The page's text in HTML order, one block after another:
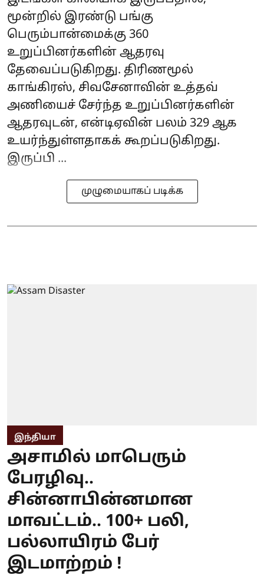
மூன்றில் இரண்டு பங்கு
பெரும்பான்மைக்கு 360
உறுப்பினர்களின் ஆதரவு
தேவைப்படுகிறது. திரிணமூல்
காங்கிரஸ், சிவசேனாவின் உத்தவ்
அணியைச் சேர்ந்த உறுப்பினர்களின்
ஆதரவுடன், என்டிஏவின் பலம் 329 ஆக
உயர்ந்துள்ளதாகக் கூறப்படுகிறது.
இருப்பி ...
முழுமையாகப் படிக்க
இந்தியா
அசாமில் மாபெரும்
பேரழிவு..
சின்னாபின்னமான
மாவட்டம்.. 100+ பலி,
பல்லாயிரம் பேர்
இடமாற்றம் !